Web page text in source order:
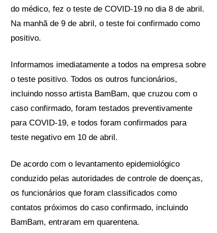
do médico, fez o teste de COVID-19 no dia 8 de abril.
Na manhã de 9 de abril, o teste foi confirmado como
positivo.
Informamos imediatamente a todos na empresa sobre
o teste positivo. Todos os outros funcionários,
incluindo nosso artista BamBam, que cruzou com o
caso confirmado, foram testados preventivamente
para COVID-19, e todos foram confirmados para
teste negativo em 10 de abril.
De acordo com o levantamento epidemiológico
conduzido pelas autoridades de controle de doenças,
os funcionários que foram classificados como
contatos próximos do caso confirmado, incluindo
BamBam, entraram em quarentena.